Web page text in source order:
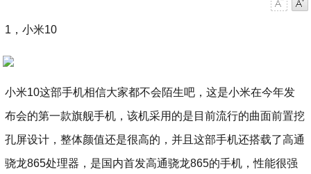
1，小米10
小米10这部手机相信大家都不会陌生吧，这是小米在今年发
布会的第一款旗舰手机，该机采用的是目前流行的曲面前置挖
孔屏设计，整体颜值还是很高的，并且这部手机还搭载了高通
骁龙865处理器，是国内首发高通骁龙865的手机，性能很强